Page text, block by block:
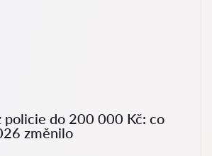
policie do 200 000 Kč: co
změnilo